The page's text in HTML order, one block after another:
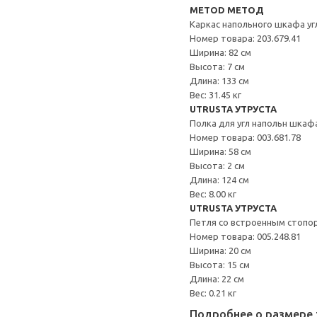
METOD МЕТОД
Каркас напольного шкафа
Номер товара: 203.679.41
Ширина: 82 см
Высота: 7 см
Длина: 133 см
Вес: 31.45 кг
UTRUSTA УТРУСТА
Полка для угл напольн
Номер товара: 003.681.78
Ширина: 58 см
Высота: 2 см
Длина: 124 см
Вес: 8.00 кг
UTRUSTA УТРУСТА
Петля со встроенным
Номер товара: 005.248.81
Ширина: 20 см
Высота: 15 см
Длина: 22 см
Вес: 0.21 кг
Подробнее о размере